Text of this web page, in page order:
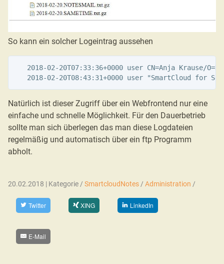
So kann ein solcher Logeintrag aussehen
2018-02-20T07:33:36+0000 user CN=Anja Krause/
Natürlich ist dieser Zugriff über ein Webfrontend nur eine
einfache und schnelle Möglichkeit. Für den Dauerbetrieb
sollte man sich überlegen das man diese Logdateien
regelmäßig und automatisch über ein ftp Programm
abholt.
20.02.2018 | Kategorie / SmartcloudNotes / Administration /
Twitter XING LinkedIn
E-Mail